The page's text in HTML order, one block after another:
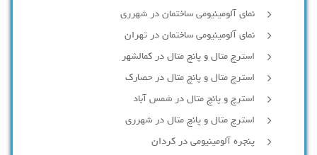
نمای آلومینیومی ساختمان در شهرری
نمای آلومینیومی ساختمان در تهران
استرچ متال و پانچ متال در کمالشهر
استرچ متال و پانچ متال در حصارك
استرچ و پانچ متال در شمس آباد
استرچ متال و پانچ متال در شهرری
پنجره آلومینیومی در کردان